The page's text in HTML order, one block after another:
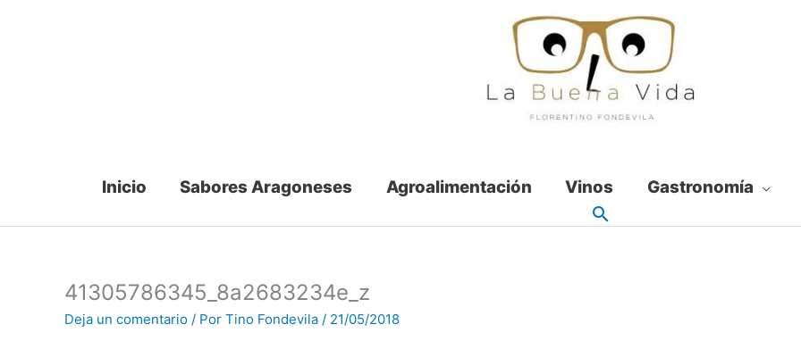
Inicio Sabores Aragoneses Agroalimentación Vinos Gastronomía
41305786345_8a2683234e_z
Deja un comentario / Por Tino Fondevila / 21/05/2018